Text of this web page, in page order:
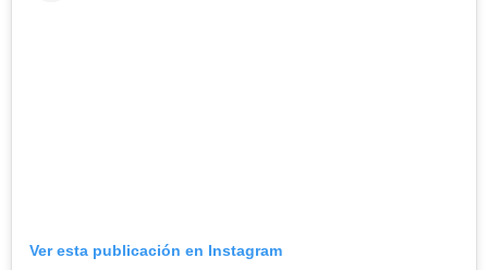
Ver esta publicación en Instagram